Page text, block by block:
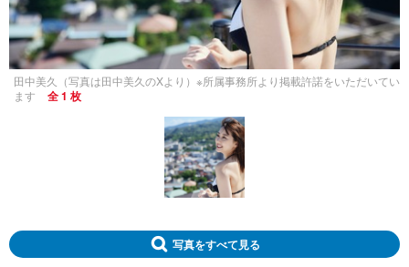
田中美久（写真は田中美久のXより）※所属事務所より掲載許諾をいただいてい
ます
全 1 枚
写真をすべて見る